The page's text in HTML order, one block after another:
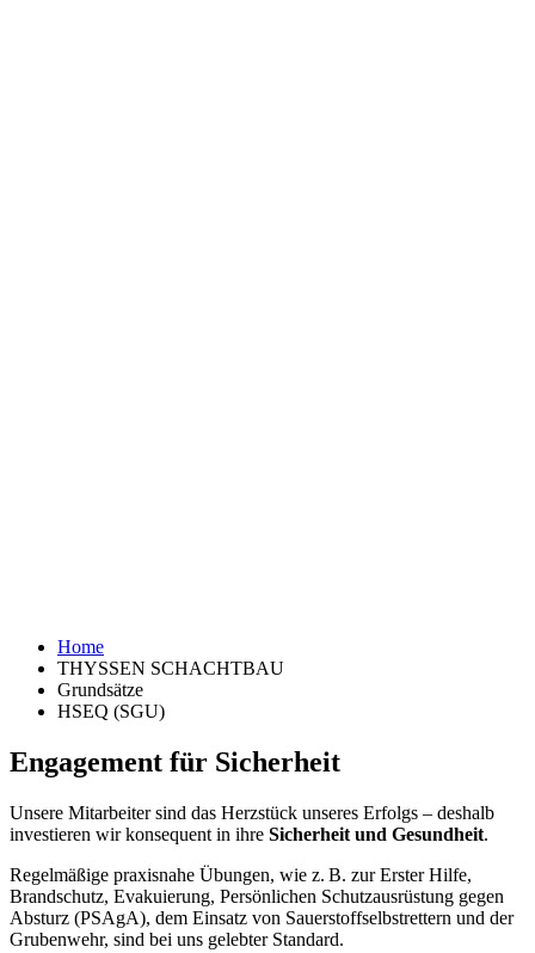
Home
THYSSEN SCHACHTBAU
Grundsätze
HSEQ (SGU)
Engagement für Sicherheit
Unsere Mitarbeiter sind das Herzstück unseres Erfolgs – deshalb
investieren wir konsequent in ihre Sicherheit und Gesundheit.
Regelmäßige praxisnahe Übungen, wie z. B. zur Erster Hilfe,
Brandschutz, Evakuierung, Persönlichen Schutzausrüstung gegen
Absturz (PSAgA), dem Einsatz von Sauerstoffselbstrettern und der
Grubenwehr, sind bei uns gelebter Standard.